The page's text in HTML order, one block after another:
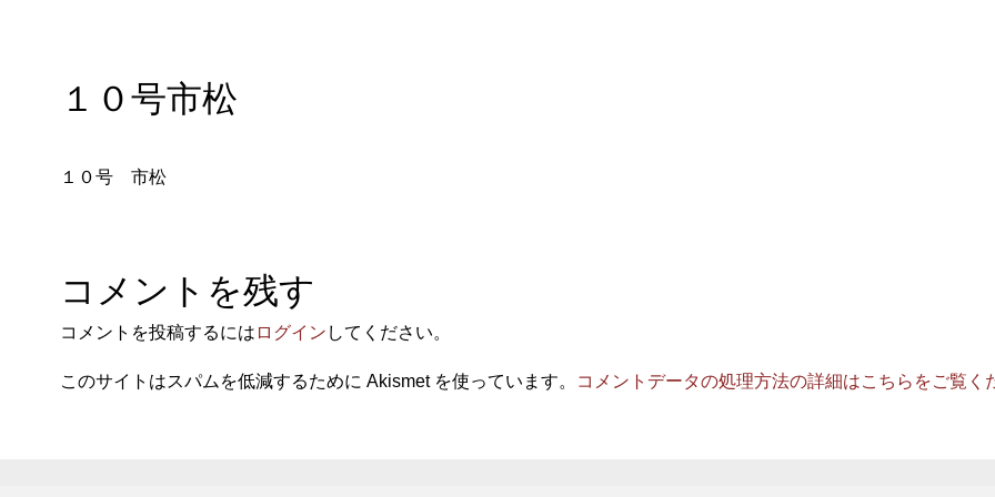
１０号市松
１０号 市松
コメントを残す
コメントを投稿するには ログイン してください。
このサイトはスパムを低減するために Akismet を使っています。 コメントデータの処理方法の詳細はこちらをご覧く